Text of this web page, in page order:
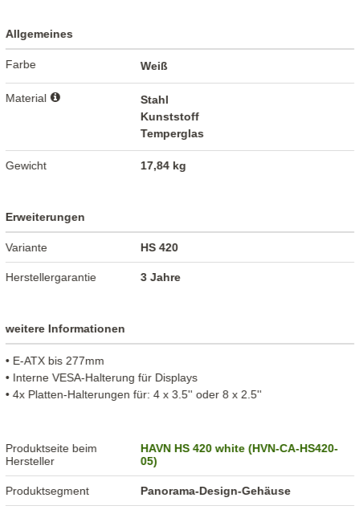
Allgemeines
Farbe Weiß
Material
Stahl
Kunststoff
Temperglas
Gewicht 17,84 kg
Erweiterungen
Variante HS 420
Herstellergarantie 3 Jahre
weitere Informationen
• E-ATX bis 277mm
• Interne VESA-Halterung für Displays
• 4x Platten-Halterungen für: 4 x 3.5'' oder 8 x 2.5''
Produktseite beim
Hersteller
HAVN HS 420 white (HVN-CA-HS420-
05)
Produktsegment Panorama-Design-Gehäuse